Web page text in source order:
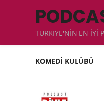
TÜRKIYE'NİN EN İYİ
KOMEDİ KULÜBÜ